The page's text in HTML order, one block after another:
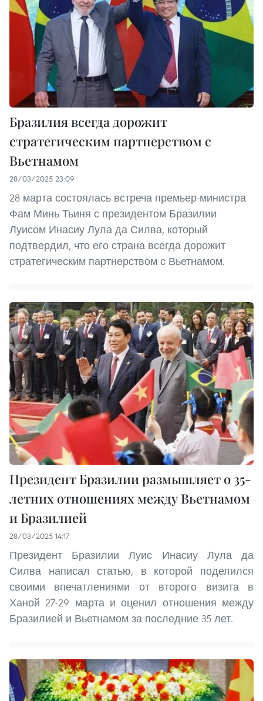
Бразилия всегда дорожит
стратегическим партнерством с
Вьетнамом
28/03/2025 23:09
28 марта состоялась встреча премьер-министра
Фам Минь Тьиня с президентом Бразилии
Луисом Инасиу Лула да Силва, который
подтвердил, что его страна всегда дорожит
стратегическим партнерством с Вьетнамом.
Президент Бразилии размышляет о 35-
летних отношениях между Вьетнамом
и Бразилией
28/03/2025 14:17
Президент Бразилии Луис Инасиу Лула да
Силва написал статью, в которой поделился
своими впечатлениями от второго визита в
Ханой 27-29 марта и оценил отношения между
Бразилией и Вьетнамом за последние 35 лет.